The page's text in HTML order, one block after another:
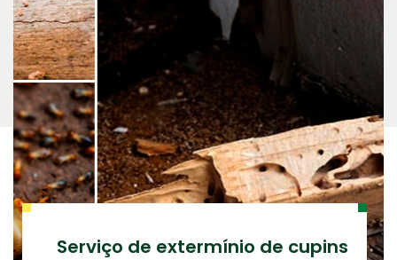
Serviço de extermínio de cupins